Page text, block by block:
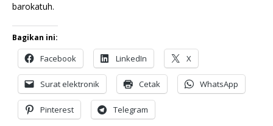
barokatuh.
Bagikan ini:
Facebook LinkedIn X
Surat elektronik Cetak WhatsApp
Pinterest Telegram